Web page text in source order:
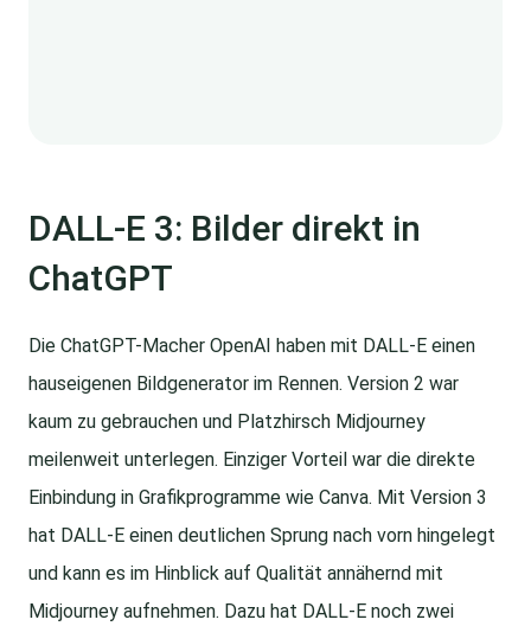
DALL-E 3: Bilder direkt in
ChatGPT
Die ChatGPT-Macher OpenAI haben mit DALL-E einen
hauseigenen Bildgenerator im Rennen. Version 2 war
kaum zu gebrauchen und Platzhirsch Midjourney
meilenweit unterlegen. Einziger Vorteil war die direkte
Einbindung in Grafikprogramme wie Canva. Mit Version 3
hat DALL-E einen deutlichen Sprung nach vorn hingelegt
und kann es im Hinblick auf Qualität annähernd mit
Midjourney aufnehmen. Dazu hat DALL-E noch zwei